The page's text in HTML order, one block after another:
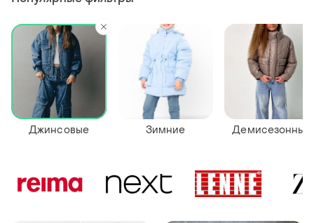
Джинсовые Зимние Демисезонные